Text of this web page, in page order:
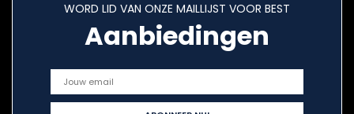
WORD LID VAN ONZE MAILLIJST VOOR BEST
Aanbiedingen